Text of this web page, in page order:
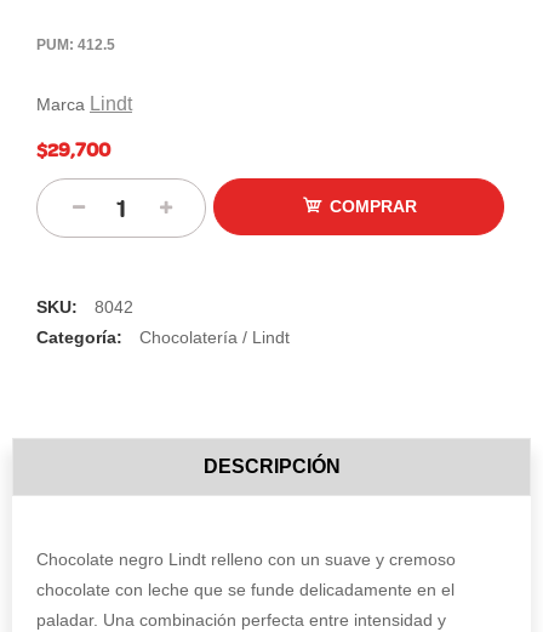
PUM: 412.5
Marca Lindt
$29,700
COMPRAR
SKU:
8042
Categoría:
Chocolatería / Lindt
DESCRIPCIÓN
Chocolate negro Lindt relleno con un suave y cremoso
chocolate con leche que se funde delicadamente en el
paladar. Una combinación perfecta entre intensidad y